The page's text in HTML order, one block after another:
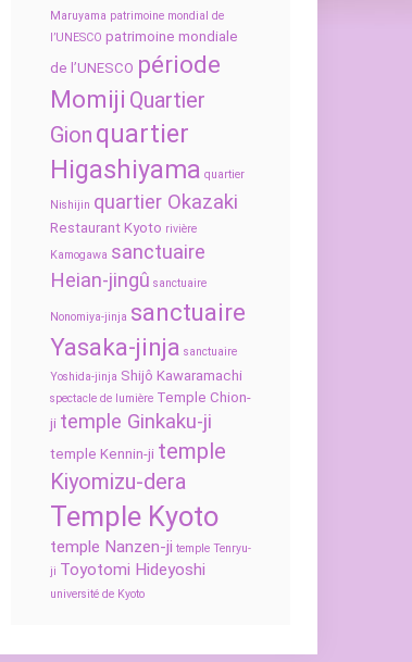
Maruyama patrimoine mondial de
l’UNESCO patrimoine mondiale
de l’UNESCO période
Momiji Quartier
Gion quartier
Higashiyama quartier
Nishijin quartier Okazaki
Restaurant Kyoto rivière
Kamogawa sanctuaire
Heian-jingû sanctuaire
Nonomiya-jinja sanctuaire
Yasaka-jinja sanctuaire
Yoshida-jinja Shijô Kawaramachi
spectacle de lumière Temple Chion-
ji temple Ginkaku-ji
temple Kennin-ji temple
Kiyomizu-dera
Temple Kyoto
temple Nanzen-ji temple Tenryu-
ji Toyotomi Hideyoshi
université de Kyoto